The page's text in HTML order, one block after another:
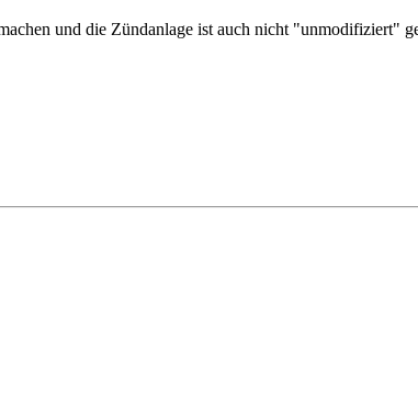
und die Zündanlage ist auch nicht "unmodifiziert"